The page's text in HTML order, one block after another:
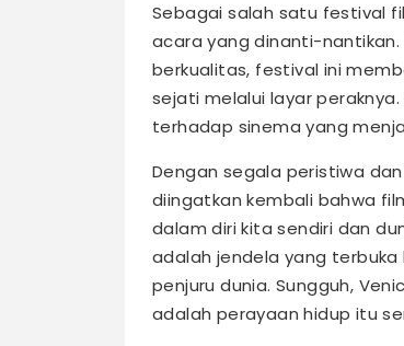
Sebagai salah satu festival
acara yang dinanti-
berkualitas, festival ini
sejati melalui layar
terhadap sinema yang
Dengan segala peristiwa
diingatkan kembali bahwa
dalam diri kita sendiri dan
adalah jendela yang terbuka
penjuru dunia. Sungguh,
adalah perayaan hidup itu